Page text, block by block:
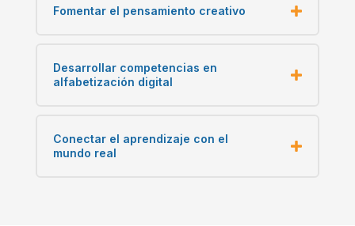
Fomentar el pensamiento creativo
Desarrollar competencias en
alfabetización digital
Conectar el aprendizaje con el
mundo real